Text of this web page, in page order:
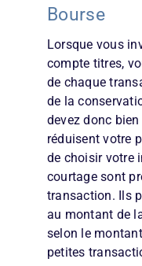
Bourse
Lorsque vous
compte titres,
de chaque
de la
devez donc
réduisent votre
de choisir votre
courtage sont
transaction. Ils
au montant de
selon le
petites